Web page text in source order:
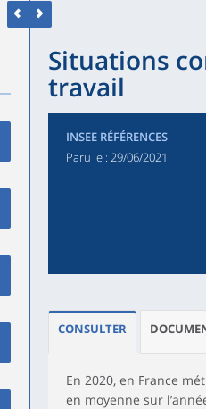
Situations
travail
INSEE RÉFÉRENCES
Paru le : 29/06/2021
CONSULTER
En 2020, en France
en moyenne sur